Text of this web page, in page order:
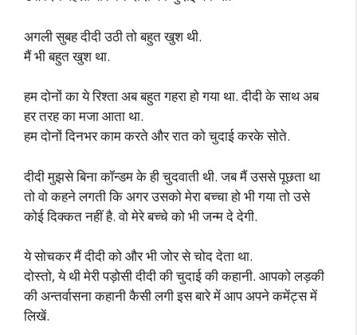
अगली सुबह दीदी उठी तो बहुत खुश थी.
मैं भी बहुत खुश था.
हम दोनों का ये रिश्ता अब बहुत गहरा हो गया था. दीदी के साथ अब
हर तरह का मजा आता था.
हम दोनों दिनभर काम करते और रात को चुदाई करके सोते.
दीदी मुझसे बिना कॉन्डम के ही चुदवाती थी. जब मैं उससे पूछता था
तो वो कहने लगती कि अगर उसको मेरा बच्चा हो भी गया तो उसे
कोई दिक्कत नहीं है. वो मेरे बच्चे को भी जन्म दे देगी.
ये सोचकर मैं दीदी को और भी जोर से चोद देता था.
दोस्तो, ये थी मेरी पड़ोसी दीदी की चुदाई की कहानी. आपको लड़की
की अन्तर्वासना कहानी कैसी लगी इस बारे में आप अपने कमेंट्स में
लिखें.